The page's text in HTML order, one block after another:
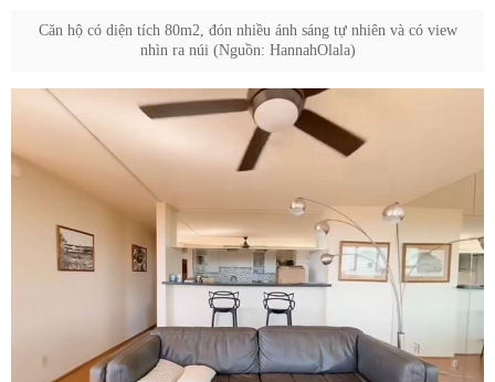
Căn hộ có diện tích 80m2, đón nhiều ánh sáng tự nhiên và có view
nhìn ra núi (Nguồn: HannahOlala)